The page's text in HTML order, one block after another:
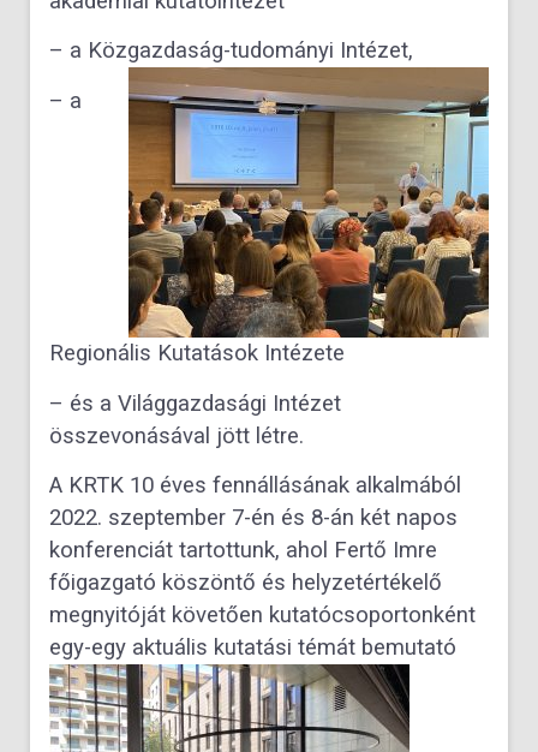
– a Közgazdaság-tudományi Intézet,
– a
Regionális Kutatások Intézete
– és a Világgazdasági Intézet
összevonásával jött létre.
A KRTK 10 éves fennállásának alkalmából
2022. szeptember 7-én és 8-án két napos
konferenciát tartottunk, ahol Fertő Imre
főigazgató köszöntő és helyzetértékelő
megnyitóját követően kutatócsoportonként
egy-egy aktuális kutatási témát bemutató